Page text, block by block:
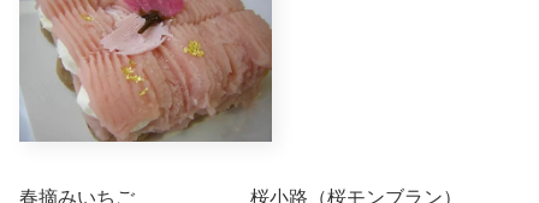
春摘みいちご 桜小路（桜モンブラン）